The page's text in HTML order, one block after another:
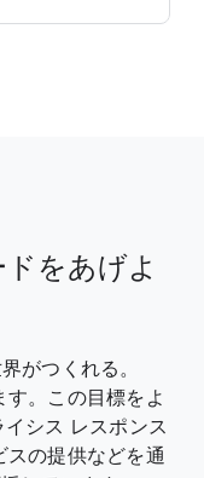
をあげよ
がつくれる。
。 この目標をよ
シス レスポンス
の提供などを通